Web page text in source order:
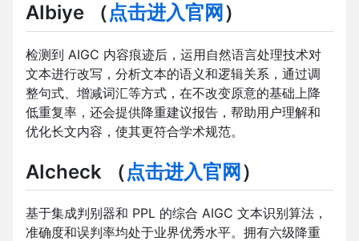
AIbiye （点击进入官网 ）
检测到 AIGC 内容痕迹后，运用自然语言处理技术对
文本进行改写，分析文本的语义和逻辑关系，通过调
整句式、增减词汇等方式，在不改变原意的基础上降
低重复率，还会提供降重建议报告，帮助用户理解和
优化长文内容，使其更符合学术规范。
AIcheck （点击进入官网）
基于集成判别器和 PPL 的综合 AIGC 文本识别算法，
准确度和误判率均处于业界优秀水平。拥有六级降重